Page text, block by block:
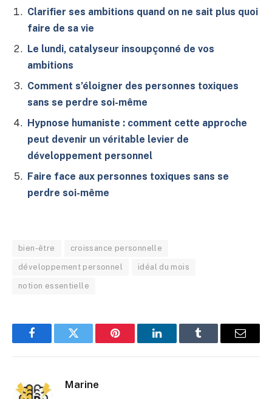
Clarifier ses ambitions quand on ne sait plus quoi
faire de sa vie
Le lundi, catalyseur insoupçonné de vos
ambitions
Comment s’éloigner des personnes toxiques
sans se perdre soi-même
Hypnose humaniste : comment cette approche
peut devenir un véritable levier de
développement personnel
Faire face aux personnes toxiques sans se
perdre soi-même
bien-être croissance personnelle
développement personnel idéal du mois
notion essentielle
FacebookTwitter Pinterest LinkedInTumblr
E-
Marine